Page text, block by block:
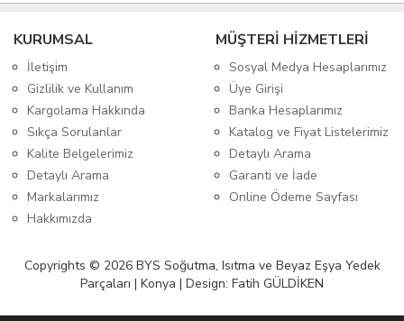
KURUMSAL
İletişim
Gizlilik ve Kullanım
Kargolama Hakkında
Sıkça Sorulanlar
Kalite Belgelerimiz
Detaylı Arama
Markalarımız
Hakkımızda
MÜŞTERİ HİZMETLERİ
Sosyal Medya Hesaplarımız
Üye Girişi
Banka Hesaplarımız
Katalog ve Fiyat Listelerimiz
Detaylı Arama
Garanti ve İade
Online Ödeme Sayfası
Copyrights © 2026 BYS Soğutma, Isıtma ve Beyaz Eşya Yedek
Parçaları | Konya | Design: Fatih GÜLDİKEN